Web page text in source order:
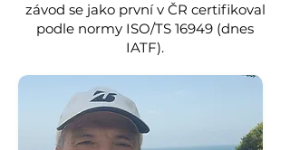
závod se jako první v ČR certifikoval
podle normy ISO/TS 16949 (dnes
IATF).